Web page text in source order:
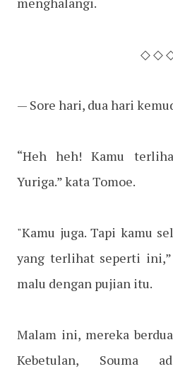
◇ ◇
— Sore hari, dua hari
“Heh heh! Kamu
Yuriga.” kata Tomoe.
"Kamu juga. Tapi kamu
yang terlihat seperti
malu dengan pujian itu.
Malam ini, mereka
Kebetulan, Souma